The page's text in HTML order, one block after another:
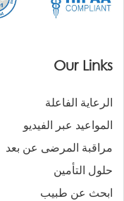
Our Links
الرعاية الفاعلة
المواعيد عبر الفيديو
مراقبة المرضى عن بعد
حلول التأمين
ابحث عن طبيب